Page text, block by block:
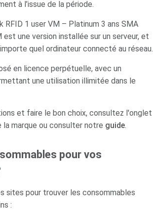
à l’issue de la période.
RFID 1 user VM – Platinum 3 ans SMA
est une version installée sur un serveur, et
quel ordinateur connecté au réseau.
en licence perpétuelle, avec un
une utilisation illimitée dans le
et faire le bon choix, consultez l'onglet
marque ou consulter notre guide.
pour vos
sites pour trouver les consommables
: